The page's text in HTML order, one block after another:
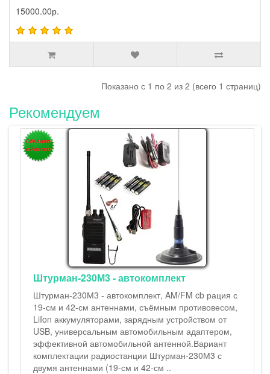
15000.00р.
Показано с 1 по 2 из 2 (всего 1 страниц)
Рекомендуем
Штурман-230М3 - автокомплект
Штурман-230М3 - автокомплект, AM/FM cb рация с
19-см и 42-см антеннами, съёмным противовесом,
LiIon аккумуляторами, зарядным устройством от
USB, универсальным автомобильным адаптером,
эффективной автомобильной антенной.Вариант
комплектации радиостанции Штурман-230М3 с
двумя антеннами (19-см и 42-см ..